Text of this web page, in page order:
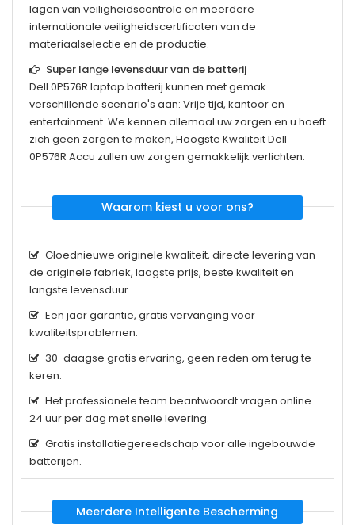
lagen van veiligheidscontrole en meerdere
internationale veiligheidscertificaten van de
materiaalselectie en de productie.
Super lange levensduur van de batterij
Dell 0P576R laptop batterij kunnen met gemak
verschillende scenario's aan: Vrije tijd, kantoor en
entertainment. We kennen allemaal uw zorgen en u hoeft
zich geen zorgen te maken, Hoogste Kwaliteit Dell
0P576R Accu zullen uw zorgen gemakkelijk verlichten.
Waarom kiest u voor ons?
Gloednieuwe originele kwaliteit, directe levering van
de originele fabriek, laagste prijs, beste kwaliteit en
langste levensduur.
Een jaar garantie, gratis vervanging voor
kwaliteitsproblemen.
30-daagse gratis ervaring, geen reden om terug te
keren.
Het professionele team beantwoordt vragen online
24 uur per dag met snelle levering.
Gratis installatiegereedschap voor alle ingebouwde
batterijen.
Meerdere Intelligente Bescherming